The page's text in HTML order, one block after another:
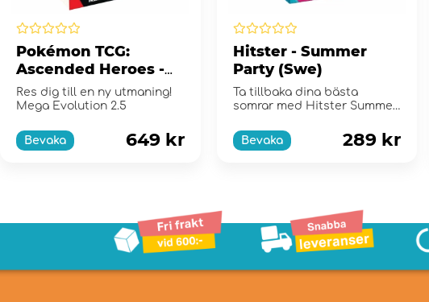
Pokémon TCG:
Ascended Heroes -
Booster Bundle
Res dig till en ny utmaning!
Mega Evolution 2.5
Bevaka 649 kr
Hitster - Summer
Party (Swe)
Ta tillbaka dina bästa
somrar med Hitster Summer
Bevaka
289 kr